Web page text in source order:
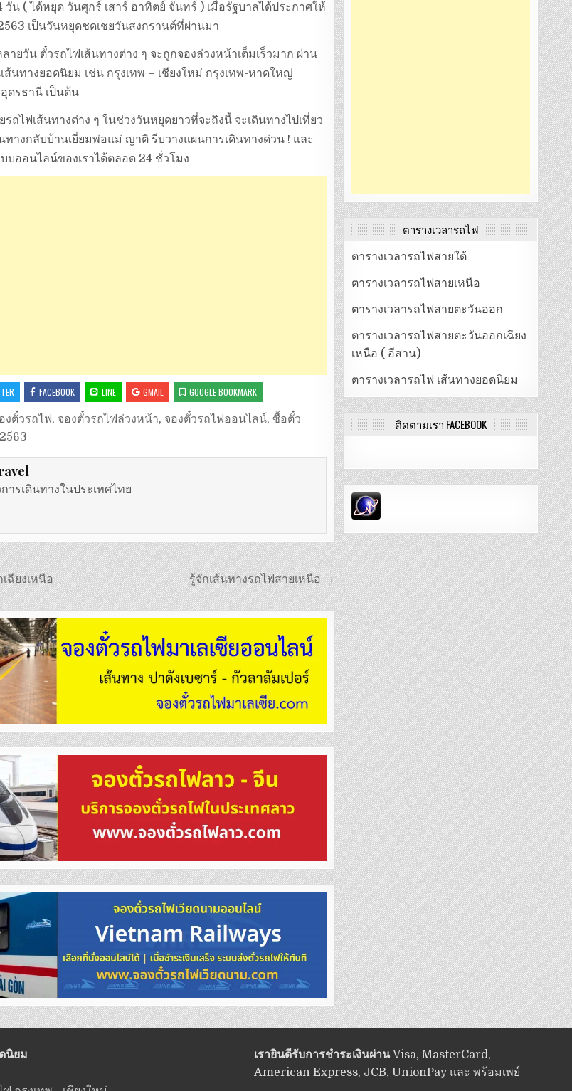
น ( ได้หยุด วันศุกร์ เสาร์ อาทิตย์ จันทร์ ) เมื่อรัฐบาลได้ประกาศให้
เป็นวันหยุดชดเชยวันสงกรานต์ที่ผ่านมา
ยวัน ตั๋วรถไฟเส้นทางต่าง ๆ จะถูกจองล่วงหน้าเต็มเร็วมาก ผ่าน
ส้นทางยอดนิยม เช่น กรุงเทพ – เชียงใหม่ กรุงเทพ-หาดใหญ่
ดรธานี เป็นต้น
ถไฟเส้นทางต่าง ๆ ในช่วงวันหยุดยาวที่จะถึงนี้ จะเดินทางไปเที่ยว
างกลับบ้านเยี่ยมพ่อแม่ ญาติ รีบวางแผนการเดินทางด่วน ! และ
บออนไลน์ของเราได้ตลอด 24 ชั่วโมง
FACEBOOK LINE GMAIL GOOGLE BOOKMARK
งตั๋วรถไฟ, จองตั๋วรถไฟล่วงหน้า, จองตั๋วรถไฟออนไลน์, ซื้อตั๋ว
ารเดินทางในประเทศไทย
รู้จักเส้นทางรถไฟสายเหนือ →
ฉียงเหนือ
ตารางเวลารถไฟ
ตารางเวลารถไฟสายใต้
ตารางเวลารถไฟสายเหนือ
ตารางเวลารถไฟสายตะวันออก
ตารางเวลารถไฟสายตะวันออกเฉียง
เหนือ ( อีสาน)
ตารางเวลารถไฟ เส้นทางยอดนิยม
ติดตามเรา FACEBOOK
นิยม เรายินดีรับการชำระเงินผ่านVisa, MasterCard,
American Express, JCB, UnionPay และ พร้อมเพย์